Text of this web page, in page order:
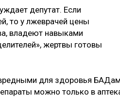
депутат. Если
то у лжеврачей цены
владеют навыками
жертвы готовы
для здоровья
можно только в